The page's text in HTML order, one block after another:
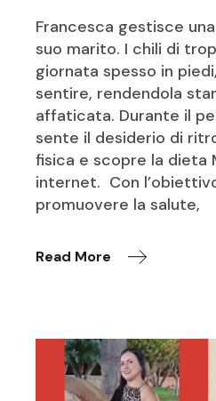
Francesca gestisce
suo marito. I chili di
giornata spesso in
sentire, rendendola
affaticata. Durante il
sente il desiderio di
fisica e scopre la dieta
internet. Con
promuovere la salute,
Read More